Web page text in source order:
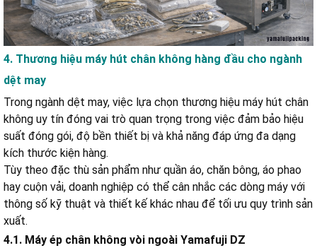
4. Thương hiệu máy hút chân không hàng đầu cho ngành
dệt may
Trong ngành dệt may, việc lựa chọn thương hiệu máy hút chân
không uy tín đóng vai trò quan trọng trong việc đảm bảo hiệu
suất đóng gói, độ bền thiết bị và khả năng đáp ứng đa dạng
kích thước kiện hàng.
Tùy theo đặc thù sản phẩm như quần áo, chăn bông, áo phao
hay cuộn vải, doanh nghiệp có thể cân nhắc các dòng máy với
thông số kỹ thuật và thiết kế khác nhau để tối ưu quy trình sản
xuất.
4.1. Máy ép chân không vòi ngoài Yamafuji DZ